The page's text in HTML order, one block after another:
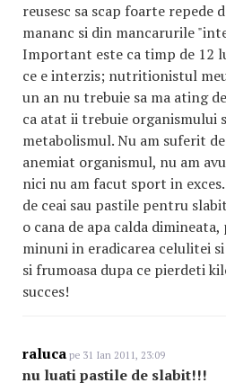
reusesc sa scap foarte repede
mananc si din mancarurile
Important este ca timp de 12
ce e interzis; nutritionistul
un an nu trebuie sa ma ating
ca atat ii trebuie organismului
metabolismul. Nu am suferit
anemiat organismul, nu am
nici nu am facut sport in
de ceai sau pastile pentru
o cana de apa calda
minuni in eradicarea celulitei
si frumoasa dupa ce pierdeti
succes!
raluca pe 31 Ian 2011, 23:09
nu luati pastile de slabit!!!